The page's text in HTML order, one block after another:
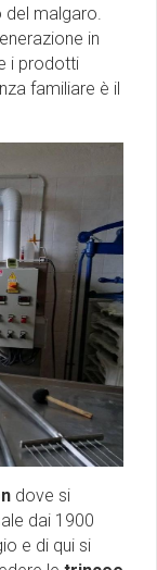
del malgaro.
in
i prodotti
familiare è il
dove si
dai 1900
e di qui si